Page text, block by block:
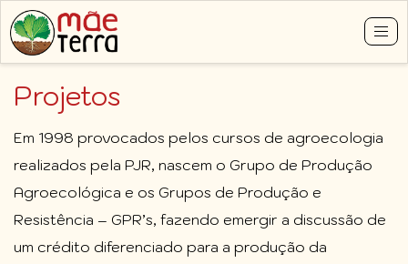
para
conteúdo
Projetos
Em 1998 provocados pelos cursos de agroecologia
realizados pela PJR, nascem o Grupo de Produção
Agroecológica e os Grupos de Produção e
Resistência – GPR’s, fazendo emergir a discussão de
um crédito diferenciado para a produção da